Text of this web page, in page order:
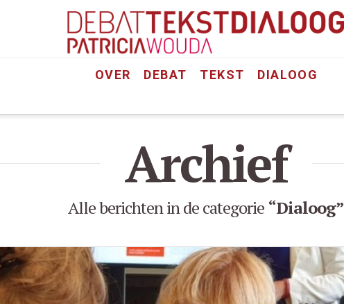
OVER DEBAT TEKST DIALOOG
Archief
Alle berichten in de categorie “Dialoog”